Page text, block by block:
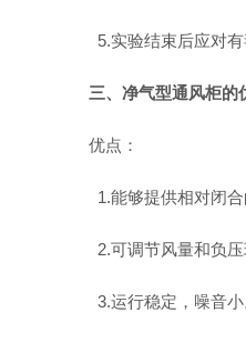
5.实验结束后应对
三、净气型通风柜的
优点：
1.能够提供相对闭
2.可调节风量和负
3.运行稳定，噪音小